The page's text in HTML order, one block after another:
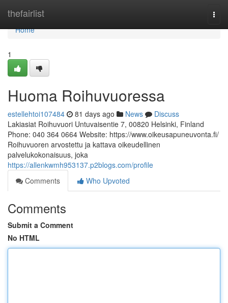
thefairlist
Home
Home
1
Huoma Roihuvuoressa
estellehtoi107484 81 days ago News
Discuss
Lakiasiat Roihuvuori Untuvaisentie 7, 00820 Helsinki, Finland
Phone: 040 364 0664 Website: https://www.oikeusapuneuvonta.fi/
Roihuvuoren arvostettu ja kattava oikeudellinen
palvelukokonaisuus, joka
https://allenkwmh953137.p2blogs.com/profile
Comments
Who Upvoted
Comments
Submit a Comment
No HTML